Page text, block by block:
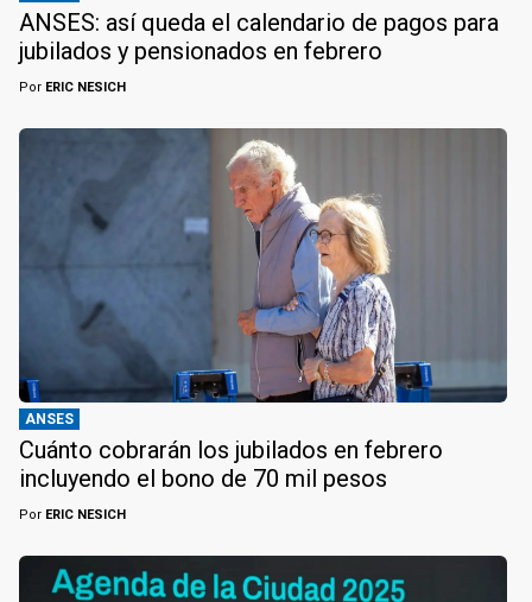
ANSES: así queda el calendario de pagos para
jubilados y pensionados en febrero
Por ERIC NESICH
ANSES
Cuánto cobrarán los jubilados en febrero
incluyendo el bono de 70 mil pesos
Por ERIC NESICH